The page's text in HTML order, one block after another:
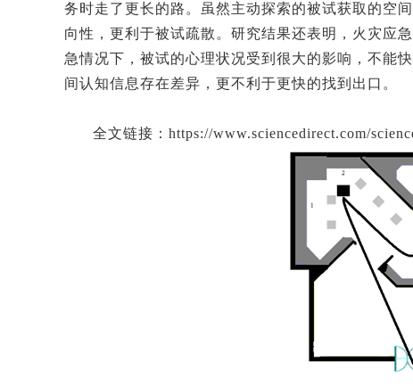
务时走了更长的路。虽然主动探索的被试获取的空
向性，更利于被试疏散。研究结果还表明，火灾应
急情况下，被试的心理状况受到很大的影响，不能
间认知信息存在差异，更不利于更快的找到出口。
全文链接：https://www.sciencedirect.com/